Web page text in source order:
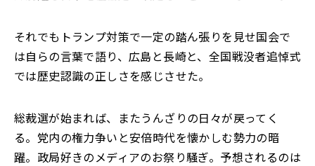
それでもトランプ対策で一定の踏ん張りを見せ国会で
は自らの言葉で語り、広島と長崎と、全国戦没者追悼式
では歴史認識の正しさを感じさせた。
総裁選が始まれば、またうんざりの日々が戻ってく
る。党内の権力争いと安倍時代を懐かしむ勢力の暗
躍。政局好きのメディアのお祭り騒ぎ。予想されるのは